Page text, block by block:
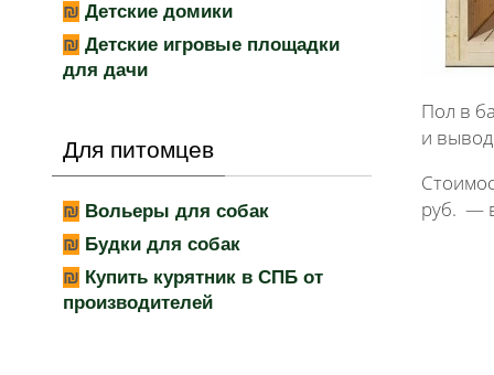
Пол в
и
руб. —
Детские домики
Детские игровые площадки
для дачи
Для питомцев
Вольеры для собак
Будки для собак
Купить курятник в СПБ от
производителей